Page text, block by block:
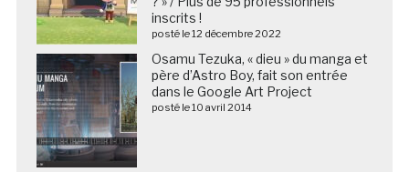
inscrits !
posté le 12 décembre 2022
Osamu Tezuka, « dieu » du manga et
père d’Astro Boy, fait son entrée
dans le Google Art Project
posté le 10 avril 2014